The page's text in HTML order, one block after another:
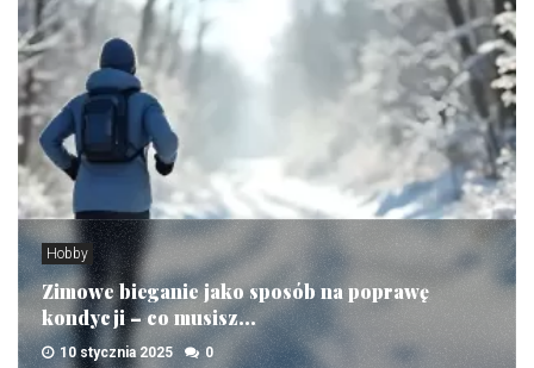
Hobby
Zimowe bieganie jako sposób na poprawę
kondycji – co musisz...
10 stycznia 2025 0